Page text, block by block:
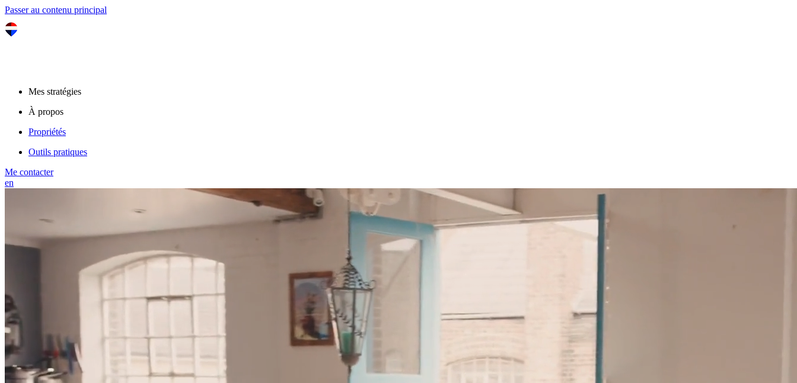
Passer au contenu principal
Mes stratégies
À propos
Propriétés
Outils pratiques
Me contacter
en